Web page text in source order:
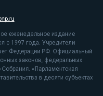
еженедельное издание
с 1997 года. Учредители
Федерации РФ. Официальный
законов, федеральных
«Парламентская
в десяти субъектах